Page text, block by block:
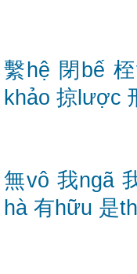
繫hệ 閉bế
khảo 掠lược
無vô 我ngã
hà 有hữu 是